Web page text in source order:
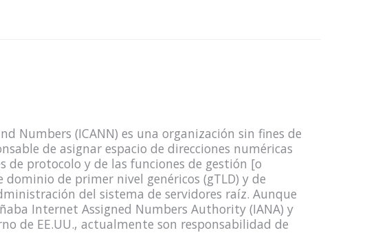
Numbers (ICANN) es una organización sin fines de
de asignar espacio de direcciones numéricas
protocolo y de las funciones de gestión [o
de primer nivel genéricos (gTLD) y de
del sistema de servidores raíz. Aunque
Internet Assigned Numbers Authority (IANA) y
de EE.UU., actualmente son responsabilidad de